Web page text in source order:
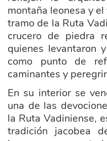
montaña leonesa y
tramo de la Ruta
crucero de piedra
quienes levantaron
como punto de
caminantes y
En su interior se
una de las
la Ruta Vadiniense,
tradición jacobea